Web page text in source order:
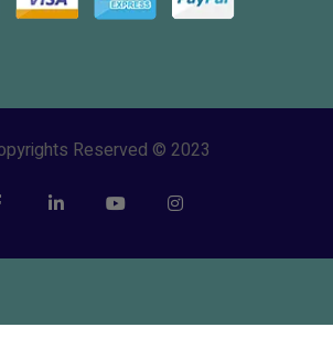
Reserved © 2023